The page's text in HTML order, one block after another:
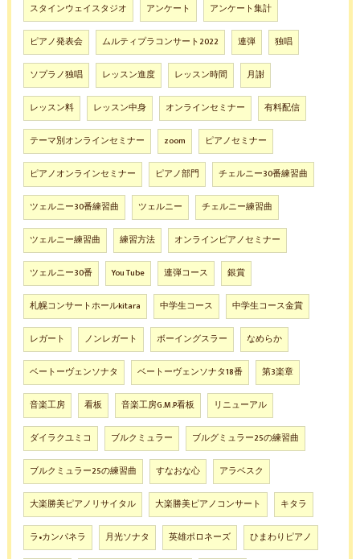
スタインウェイスタジオ アンケート アンケート集計
ピアノ発表会 ムルティプラコンサート2022 連弾 独唱
ソプラノ独唱 レッスン進度 レッスン時間 月謝
レッスン料 レッスン中身 オンラインセミナー 有料配信
テーマ別オンラインセミナー zoom ピアノセミナー
ピアノオンラインセミナー ピアノ部門 チェルニー30番練習曲
ツェルニー30番練習曲 ツェルニー チェルニー練習曲
ツェルニー練習曲 練習方法 オンラインピアノセミナー
ツェルニー30番 You Tube 連弾コース 銀賞
札幌コンサートホールkitara 中学生コース 中学生コース金賞
レガート ノンレガート ボーイングスラー なめらか
ベートーヴェンソナタ ベートーヴェンソナタ18番 第3楽章
音楽工房 看板 音楽工房G.M.P看板 リニューアル
ダイラクユミコ ブルクミュラー ブルグミュラー25の練習曲
ブルクミュラー25の練習曲 すなおな心 アラベスク
大楽勝美ピアノリサイタル 大楽勝美ピアノコンサート キタラ
ラ•カンパネラ 月光ソナタ 英雄ポロネーズ ひまわりピアノ